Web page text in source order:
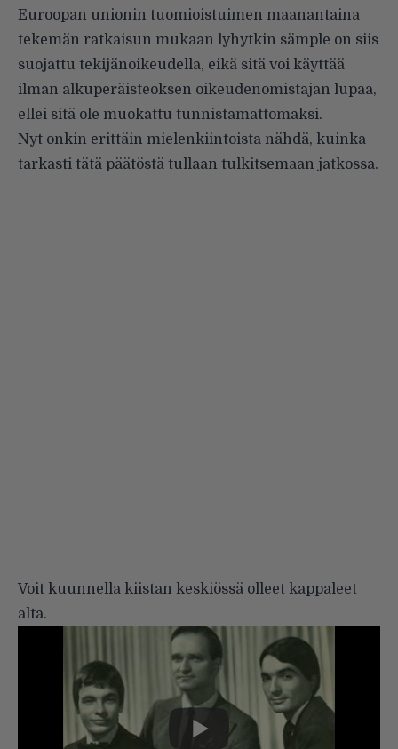
Euroopan unionin tuomioistuimen maanantaina
tekemän ratkaisun mukaan lyhytkin sämple on siis
suojattu tekijänoikeudella, eikä sitä voi käyttää
ilman alkuperäisteoksen oikeudenomistajan lupaa,
ellei sitä ole muokattu tunnistamattomaksi.
Nyt onkin erittäin mielenkiintoista nähdä, kuinka
tarkasti tätä päätöstä tullaan tulkitsemaan jatkossa.
Voit kuunnella kiistan keskiössä olleet kappaleet
alta.